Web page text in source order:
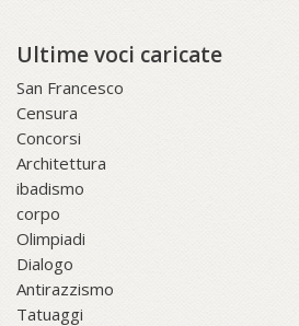
Ultime voci caricate
San Francesco
Censura
Concorsi
Architettura
ibadismo
corpo
Olimpiadi
Dialogo
Antirazzismo
Tatuaggi